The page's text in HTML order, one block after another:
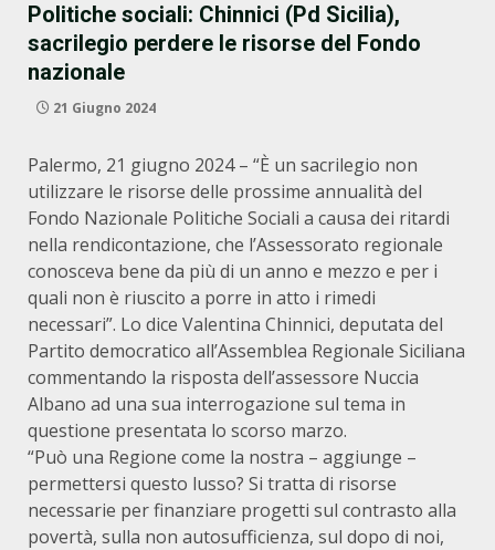
Politiche sociali: Chinnici (Pd Sicilia),
sacrilegio perdere le risorse del Fondo
nazionale
21 Giugno 2024
Palermo, 21 giugno 2024 – “È un sacrilegio non
utilizzare le risorse delle prossime annualità del
Fondo Nazionale Politiche Sociali a causa dei ritardi
nella rendicontazione, che l’Assessorato regionale
conosceva bene da più di un anno e mezzo e per i
quali non è riuscito a porre in atto i rimedi
necessari”. Lo dice Valentina Chinnici, deputata del
Partito democratico all’Assemblea Regionale Siciliana
commentando la risposta dell’assessore Nuccia
Albano ad una sua interrogazione sul tema in
questione presentata lo scorso marzo.
“Può una Regione come la nostra – aggiunge –
permettersi questo lusso? Si tratta di risorse
necessarie per finanziare progetti sul contrasto alla
povertà, sulla non autosufficienza, sul dopo di noi,